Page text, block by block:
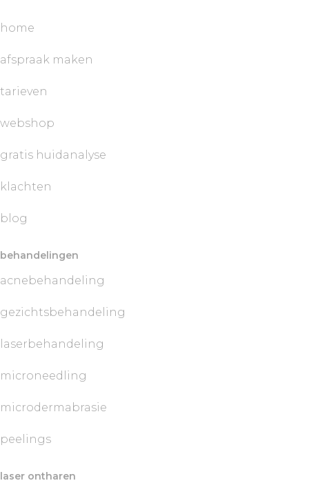
home
afspraak maken
tarieven
webshop
gratis huidanalyse
klachten
blog
behandelingen
acnebehandeling
gezichtsbehandeling
laserbehandeling
microneedling
microdermabrasie
peelings
laser ontharen